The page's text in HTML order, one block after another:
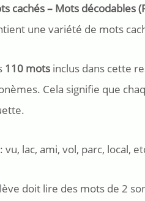
cachés – Mots décodables
une variété de mots
110 mots inclus dans cette
Cela signifie que
vu, lac, ami, vol, parc, local,
doit lire des mots de 2